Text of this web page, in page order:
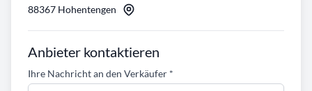
88367 Hohentengen
Anbieter kontaktieren
Ihre Nachricht an den Verkäufer *